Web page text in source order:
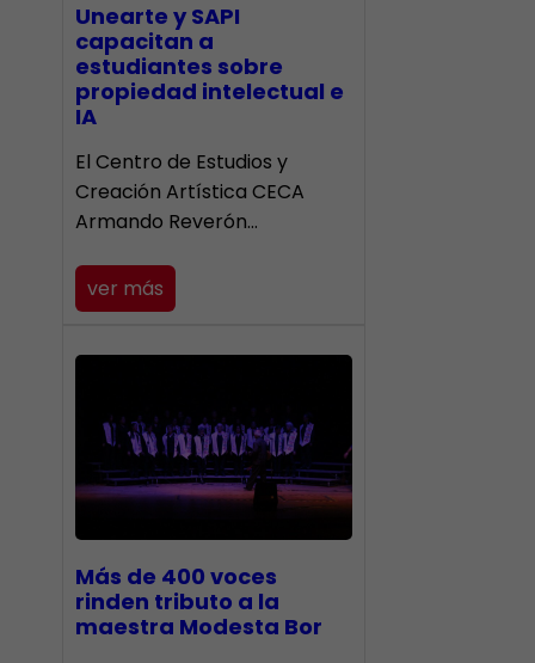
Unearte y SAPI
capacitan a
estudiantes sobre
propiedad intelectual e
IA
El Centro de Estudios y
Creación Artística CECA
Armando Reverón…
ver más
Más de 400 voces
rinden tributo a la
maestra Modesta Bor